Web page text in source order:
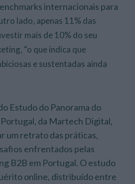
internacionais para
lado, apenas 11% das
mais de 10% do seu
“o que indica que
e sustentadas ainda
Estudo do Panorama do
da Martech Digital,
um retrato das práticas,
enfrentados pelas
B2B em Portugal. O estudo
online, distribuído entre